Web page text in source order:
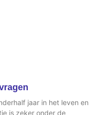
jaar in het leven en
is zeker onder de